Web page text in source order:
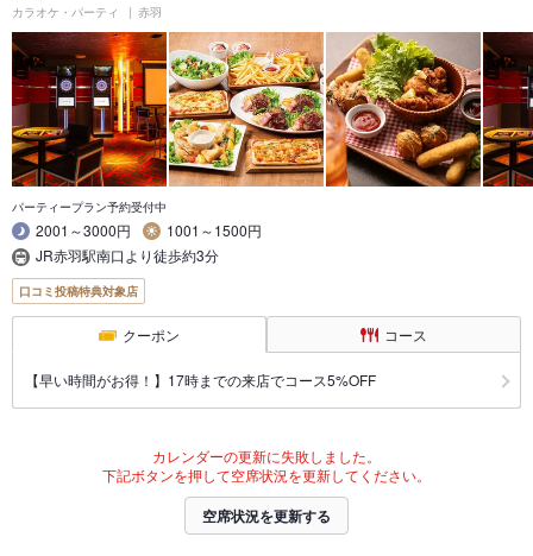
カラオケ・パーティ 赤羽
パーティープラン予約受付中
2001～3000円
1001～1500円
JR赤羽駅南口より徒歩約3分
口コミ投稿特典対象店
クーポン コース
【早い時間がお得！】17時までの来店でコース5%OFF
カレンダーの更新に失敗しました。
下記ボタンを押して空席状況を更新してください。
空席状況を更新する